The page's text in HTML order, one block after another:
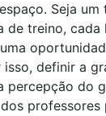
Seja um
de treino,
isso, definir a
percepção do
professores